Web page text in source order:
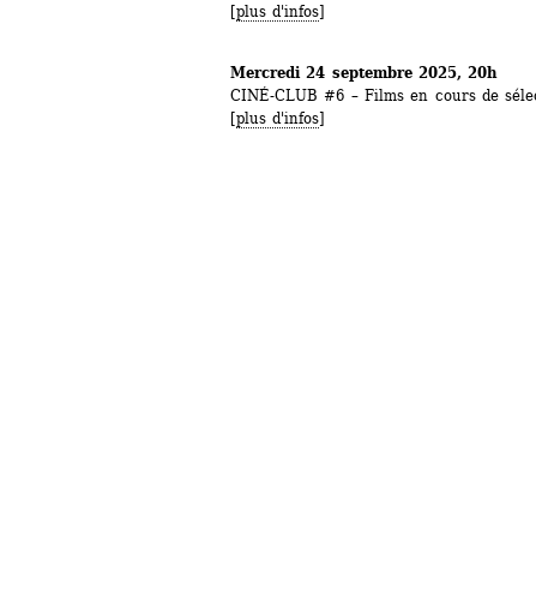
[plus d'infos]
Mercredi 24 septembre 2025, 20h
CINÉ-CLUB #6 – Films en cours de
[plus d'infos]